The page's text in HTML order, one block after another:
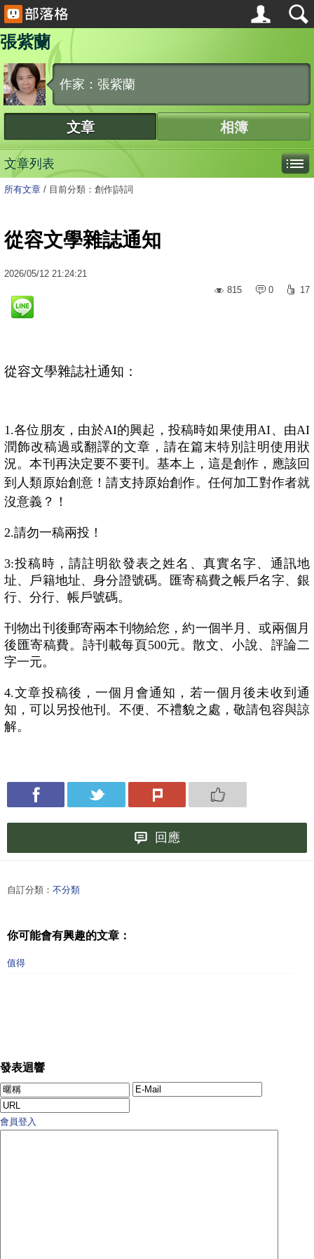
張紫蘭
作家：張紫蘭
文章 相簿
文章列表
所有文章 / 目前分類：創作|詩詞
從容文學雜誌通知
2026/05/12 21:24:21
815
0 17
從容文學雜誌社通知：
1.各位朋友，由於AI的興起，投稿時如果使用AI、由AI
潤飾改稿過或翻譯的文章，請在篇末特別註明使用狀
況。本刊再決定要不要刊。基本上，這是創作，應該回
到人類原始創意！請支持原始創作。 任何加工對作者就
沒意義？！
2.請勿一稿兩投！
3:投稿時，請註明欲發表之姓名、真實名字、通訊地
址、戶籍地址、身分證號碼。匯寄稿費之帳戶名字、銀
行、分行、帳戶號碼。
刊物出刊後郵寄兩本刊物給您，約一個半月、或兩個月
後匯寄稿費。詩刊載每頁500元。散文、小說、評論二
字一元。
4.文章投稿後，一個月會通知，若一個月後未收到通
知，可以另投他刊。不便、不禮貌之處，敬請包容與諒
解。
回應
自訂分類： 不分類
你可能會有興趣的文章：
值得
發表迴響
會員登入